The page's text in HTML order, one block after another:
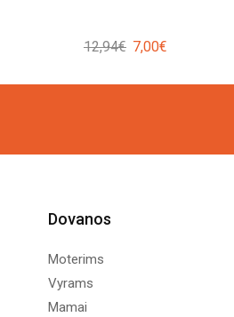
12,94€ Original
was:
7,00€
is:
Dovanos
Moterims
Vyrams
Mamai